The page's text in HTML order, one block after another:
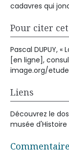
cadavres qui
Pour citer
Pascal DUPUY,
[en ligne],
image.org/
Liens
Découvrez le
musée d'Histoire